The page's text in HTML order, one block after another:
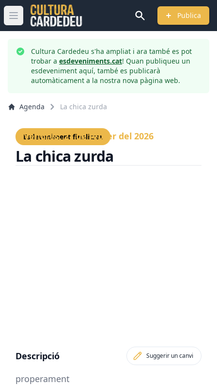
Obrir menú principal Publica
Cultura Cardedeu s'ha ampliat i ara també es pot
trobar a esdeveniments.cat! Quan publiqueu un
esdeveniment aquí, també es publicarà
automàticament a la nostra nova pàgina web.
Agenda La chica zurda
Esdeveniment finalitzat
Divendres, 27 de febrer del 2026
La chica zurda
Descripció Suggerir un canvi
properament